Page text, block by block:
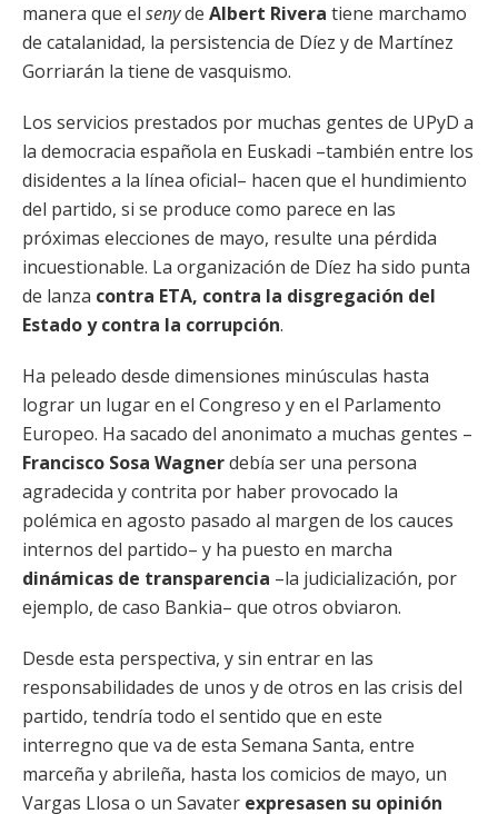
manera que el senyde Albert Rivera tiene marchamo
de catalanidad, la persistencia de Díez y de Martínez
Gorriarán la tiene de vasquismo.
Los servicios prestados por muchas gentes de UPyD a
la democracia española en Euskadi –también entre los
disidentes a la línea oficial– hacen que el hundimiento
del partido, si se produce como parece en las
próximas elecciones de mayo, resulte una pérdida
incuestionable. La organización de Díez ha sido punta
de lanza contra ETA, contra la disgregación del
Estado y contra la corrupción.
Ha peleado desde dimensiones minúsculas hasta
lograr un lugar en el Congreso y en el Parlamento
Europeo. Ha sacado del anonimato a muchas gentes –
Francisco Sosa Wagnerdebía ser una persona
agradecida y contrita por haber provocado la
polémica en agosto pasado al margen de los cauces
internos del partido– y ha puesto en marcha
dinámicas de transparencia –la judicialización, por
ejemplo, de caso Bankia– que otros obviaron.
Desde esta perspectiva, y sin entrar en las
responsabilidades de unos y de otros en las crisis del
partido, tendría todo el sentido que en este
interregno que va de esta Semana Santa, entre
marceña y abrileña, hasta los comicios de mayo, un
Vargas Llosa o un Savater expresasen su opinión